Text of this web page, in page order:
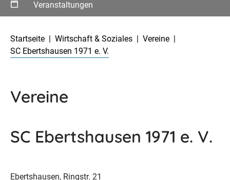
Veranstaltungen
Startseite
Wirtschaft & Soziales
Vereine
SC Ebertshausen 1971 e. V.
Vereine
SC Ebertshausen 1971 e. V.
Ebertshausen, Ringstr. 21